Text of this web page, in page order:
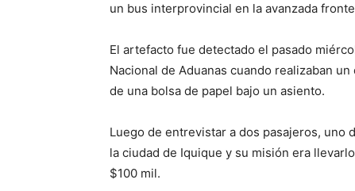
un bus interprovincial en la avanzada
El artefacto fue detectado el pasado
Nacional de Aduanas cuando realizaban
de una bolsa de papel bajo un asiento.
Luego de entrevistar a dos pasajeros,
la ciudad de Iquique y su misión era
$100 mil.